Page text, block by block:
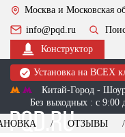
Москва и Московская
info@pqd.ru
Конструктор
Установка на ВСЕХ
Китай-Город -
Без выходных : с 9:00
ОТЗЫВЫ